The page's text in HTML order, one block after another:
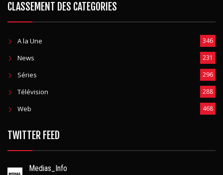
CLASSEMENT DES CATEGORIES
A la Une 346
News 231
Séries 296
Télévision 288
Web 468
TWITTER FEED
Medias_Info